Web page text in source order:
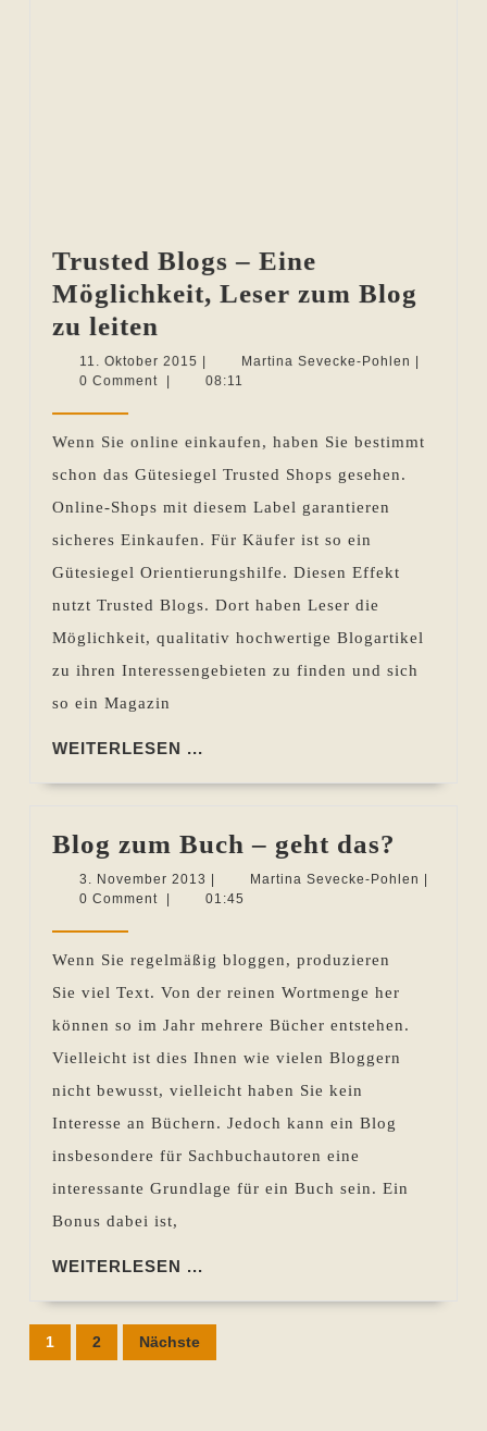
Trusted Blogs – Eine
Möglichkeit, Leser zum Blog
zu leiten
Blogs
–
Möglichkeit,
Leser
zum
Blog
zu
leiten
11. Oktober 2015 11.
Oktober
Martina Sevecke-Pohlen Martina
0 Comment
08:11
Wenn Sie online einkaufen, haben Sie bestimmt
schon das Gütesiegel Trusted Shops gesehen.
Online-Shops mit diesem Label garantieren
sicheres Einkaufen. Für Käufer ist so ein
Gütesiegel Orientierungshilfe. Diesen Effekt
nutzt Trusted Blogs. Dort haben Leser die
Möglichkeit, qualitativ hochwertige Blogartikel
zu ihren Interessengebieten zu finden und sich
so ein Magazin
WEITERLESEN ...
Blog zum Buch – geht das?
zum
das?
3. November 2013 3.
November
| Martina Sevecke-Pohlen Martina
|
0 Comment
| 01:45
Wenn Sie regelmäßig bloggen, produzieren
Sie viel Text. Von der reinen Wortmenge her
können so im Jahr mehrere Bücher entstehen.
Vielleicht ist dies Ihnen wie vielen Bloggern
nicht bewusst, vielleicht haben Sie kein
Interesse an Büchern. Jedoch kann ein Blog
insbesondere für Sachbuchautoren eine
interessante Grundlage für ein Buch sein. Ein
Bonus dabei ist,
WEITERLESEN ...
Seitennummerierung
der
1 2 Nächste